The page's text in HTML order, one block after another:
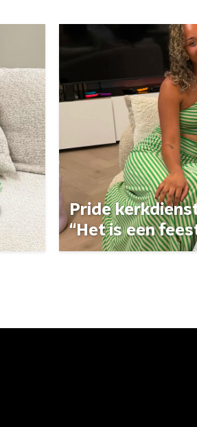
Pride
“Het is een